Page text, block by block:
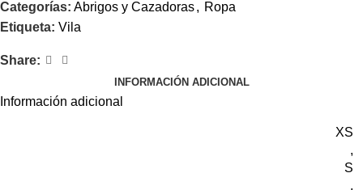
Categorías: Abrigos y Cazadoras, Ropa
Etiqueta: Vila
Share:
INFORMACIÓN ADICIONAL
Información adicional
XS
,
S
,